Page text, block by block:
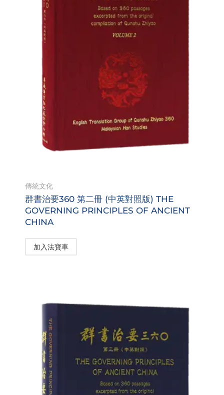
傳統文化
群書治要360 第二冊 (中英對照版) THE
GOVERNING PRINCIPLES OF ANCIENT
CHINA
加入法寶車